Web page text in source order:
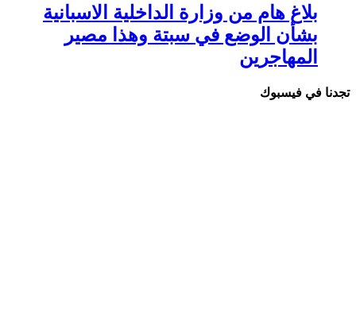
بلاغ هام من وزارة الداخلية الاسبانية
بشأن الوضع في سبتة وهذا مصير
المهاجرين
في فيسبوك